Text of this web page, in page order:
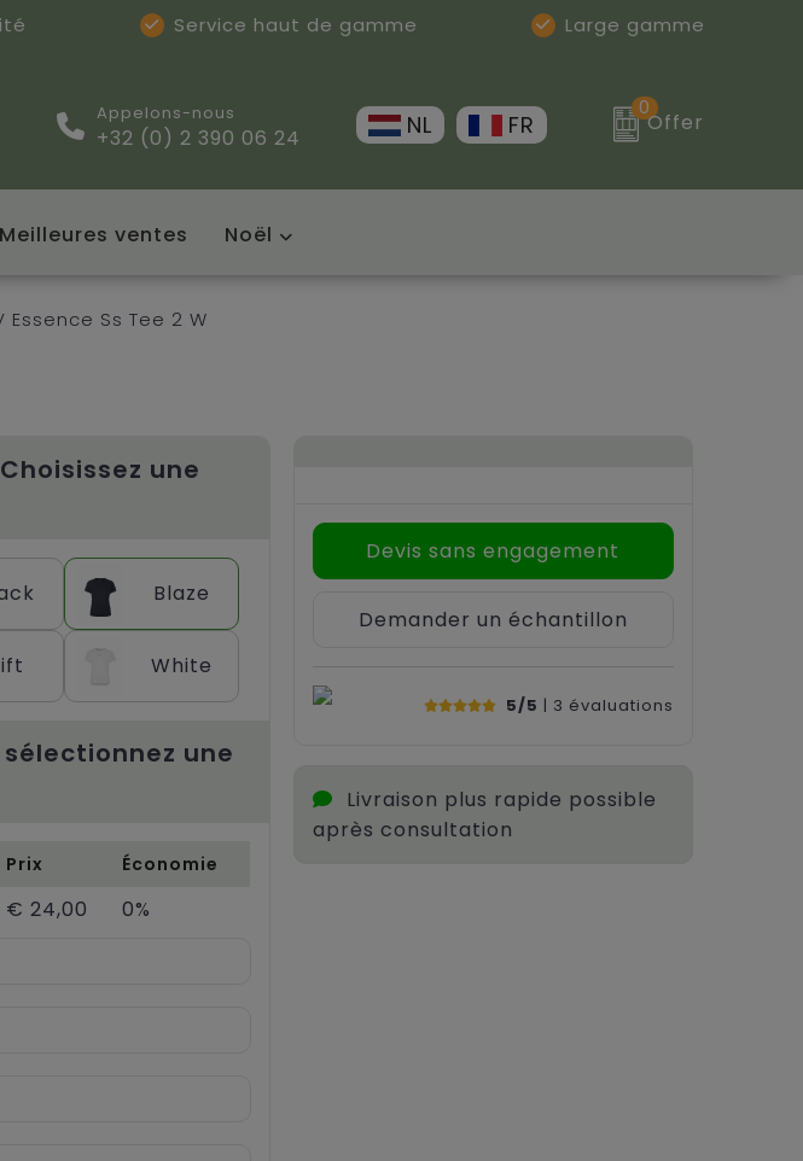
Service haut de gamme
Large gamme
Appelons-nous
+32 (0) 2 390 06 24 NL FR
0
Offer
Meilleures ventes Noël
Essence Ss Tee 2 W
une
Blaze
White
sélectionnez une
Prix Économie
€ 24,00 0%
Devis sans engagement
Demander un échantillon
5/5 | 3 évaluations
Livraison plus rapide possible
après consultation